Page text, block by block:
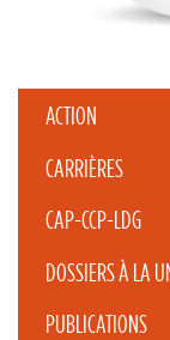
ACTION
CARRIÈRES
CAP-CCP-LDG
DOSSIERS À LA
PUBLICATIONS